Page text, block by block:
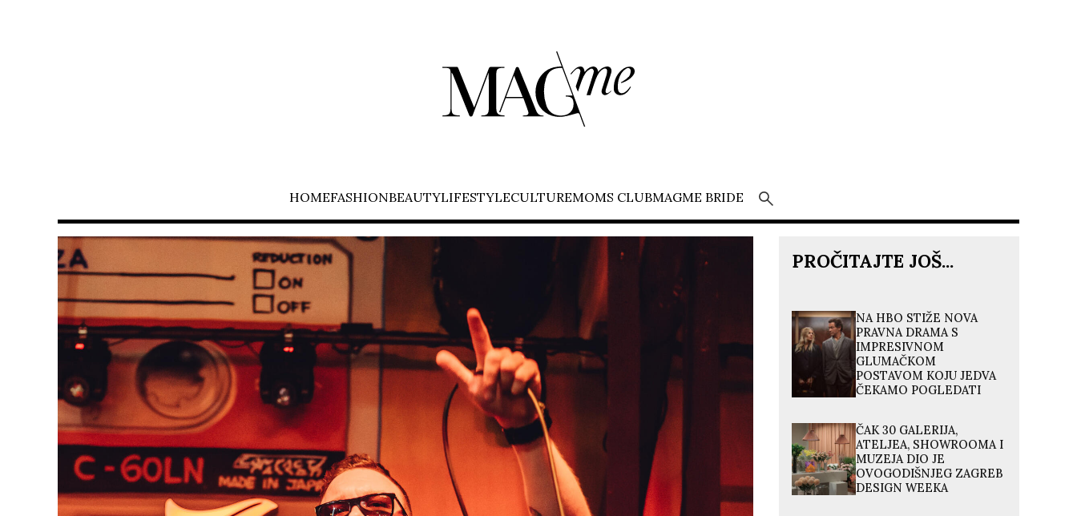
HOMEFASHIONBEAUTYLIFESTYLECULTUREMOMS CLUBMAGME BRIDE
PROČITAJTE JOŠ...
NA HBO STIŽE NOVA
PRAVNA DRAMA S
IMPRESIVNOM
GLUMAČKOM
POSTAVOM KOJU JEDVA
ČEKAMO POGLEDATI
ČAK 30 GALERIJA,
ATELJEA, SHOWROOMA I
MUZEJA DIO JE
OVOGODIŠNJEG ZAGREB
DESIGN WEEKA